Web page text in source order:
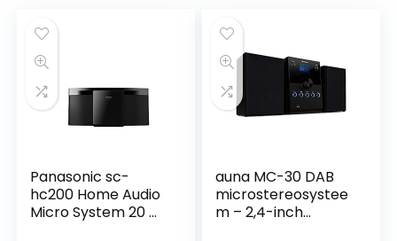
Panasonic sc-
hc200 Home Audio
Micro System 20 W
auna MC-30 DAB
microstereosystee
m – 2,4-inch